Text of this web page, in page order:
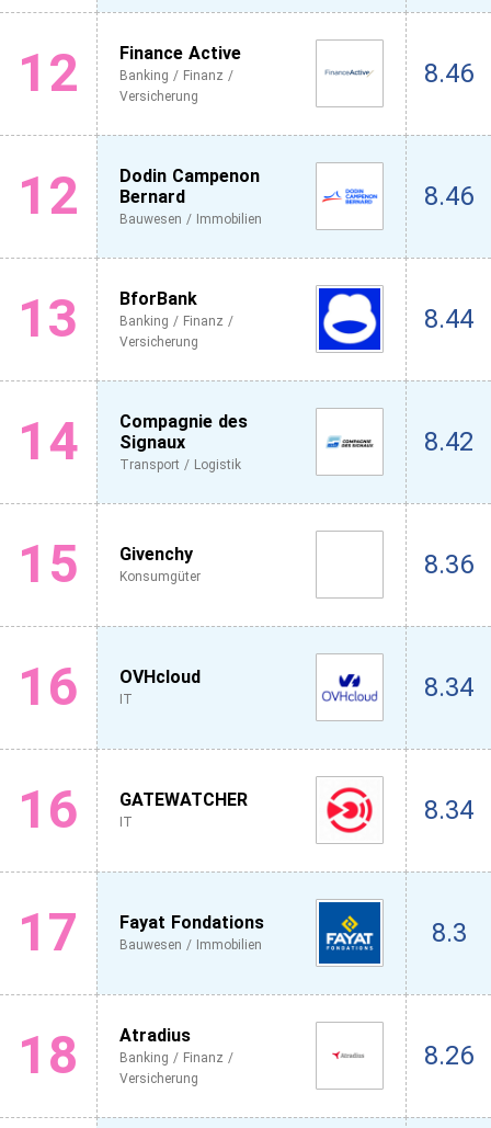
12 Finance Active
Banking / Finanz /
Versicherung
8.46
12
Dodin Campenon
Bernard
Bauwesen / Immobilien
8.46
13 BforBank
Banking / Finanz /
Versicherung
8.44
14
Compagnie des
Signaux
Transport / Logistik
8.42
15 Givenchy
Konsumgüter 8.36
16 OVHcloud
IT 8.34
16 GATEWATCHER
IT 8.34
17 Fayat Fondations
Bauwesen / Immobilien 8.3
18 Atradius
Banking / Finanz /
Versicherung
8.26